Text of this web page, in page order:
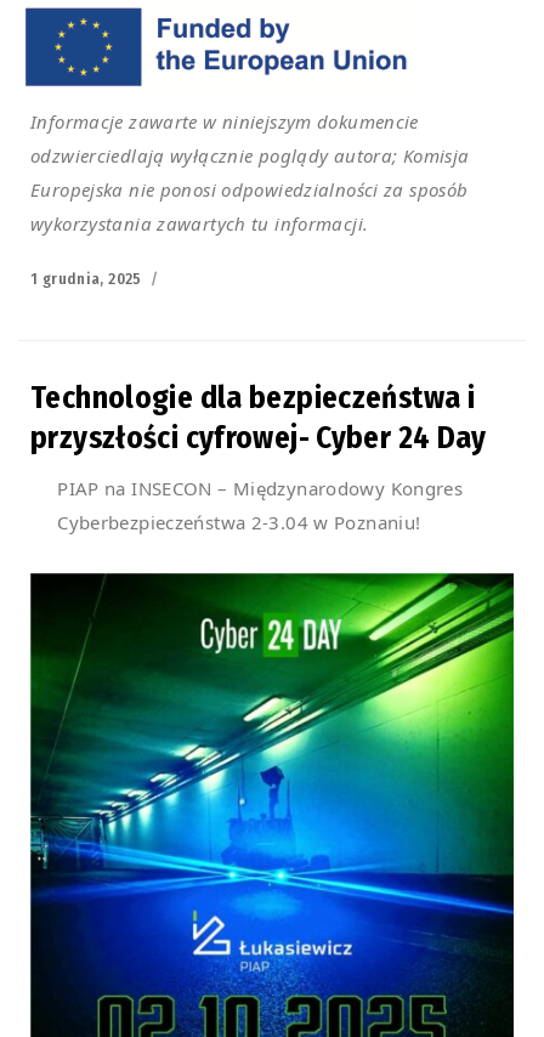
Informacje zawarte w niniejszym dokumencie
odzwierciedlają wyłącznie poglądy autora; Komisja
Europejska nie ponosi odpowiedzialności za sposób
wykorzystania zawartych tu informacji.
Posted
1 grudnia, 2025
Technologie dla bezpieczeństwa i
przyszłości cyfrowej- Cyber 24 Day
PIAP na INSECON – Międzynarodowy Kongres
Cyberbezpieczeństwa 2-3.04 w Poznaniu!